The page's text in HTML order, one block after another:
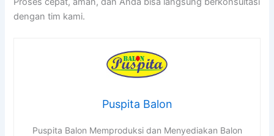
dengan tim kami.
Puspita Balon
Puspita Balon Memproduksi dan Menyediakan Balon